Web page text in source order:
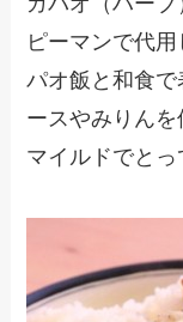
ピーマンで代
パオ飯と和食
ースやみりんを
マイルドでと